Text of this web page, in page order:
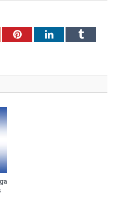
PinterestLinkedInTumblr